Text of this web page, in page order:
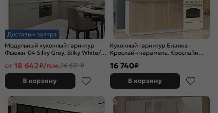
Доставим завтра
Модульный кухонный гарнитур
Фьюжн-04 Silky Grey, Silky White/
от 18 642₽/п.м.26 631 ₽
В корзину
Кухонный гарнитур Бланка
Крослайн карамель, Крослайн
16 740₽
В корзину